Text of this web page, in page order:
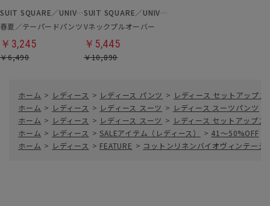
SUIT SQUARE／UNIVERSAL LANGUAGE／WHITE
春夏／テーパードパンツ
￥3,245
￥6,490
SUIT SQUARE／UNIVERSAL LANGUAGE／WHITE
Vネックプルオーバー
￥5,445
￥10,890
ホーム > レディース > レディース パンツ > レディース セットアップ
ホーム > レディース > レディース スーツ > レディース スーツパンツ
ホーム > レディース > レディース スーツ > レディース セットアップス
ホーム > レディース > SALEアイテム（レディース） > 41～50%OFF
ホーム > レディース > FEATURE > コットンリネンバイオヴィンテージ